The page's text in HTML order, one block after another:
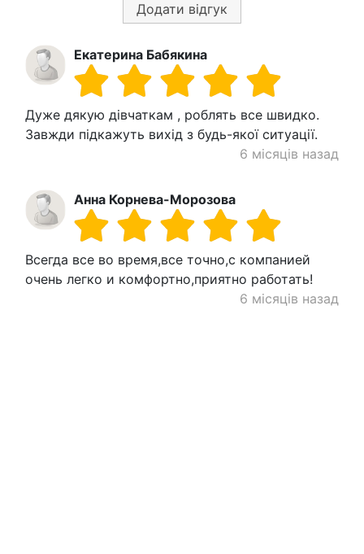
Додати відгук
Екатерина Бабякина
Дуже дякую дівчаткам , роблять все швидко.
Завжди підкажуть вихід з будь-якої ситуації.
6 місяців назад
Анна Корнева-Морозова
Всегда все во время,все точно,с компанией
очень легко и комфортно,приятно работать!
6 місяців назад